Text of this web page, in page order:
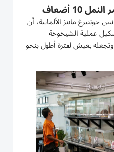
أضعاف
ماينز الألمانية، أن
عملية الشيخوخة
يعيش لفترة أطول بنحو
تشبه جزئياً تلك
د. سوزان فويتزيك، من